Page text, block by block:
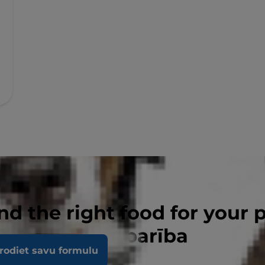
the right food for your
savu formulu
sausā barība